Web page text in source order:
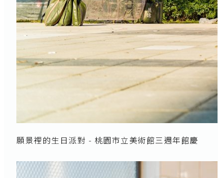
願景裡的生日派對 - 桃園市立美術館三週年館慶